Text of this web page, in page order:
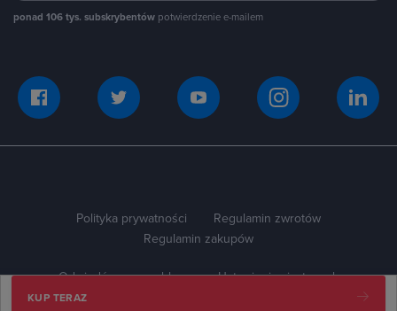
KUP TERAZ
ponad 106 tys. subskrybentów potwierdzenie e-mailem
Polityka prywatności
Regulamin zwrotów
Regulamin zakupów
Odwiedź naszego bloga Ustawienia ciasteczek